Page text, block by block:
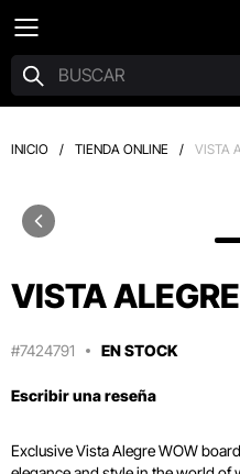
INICIO / TIENDA ONLINE / VISTA
VISTA
#7424791 EN STOCK
Escribir una reseña
Exclusive Vista Alegre WOW